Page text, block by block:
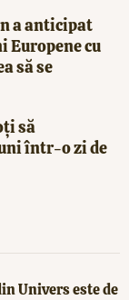
a anticipat
Europene cu
să se
să
într-o zi de
Univers este de